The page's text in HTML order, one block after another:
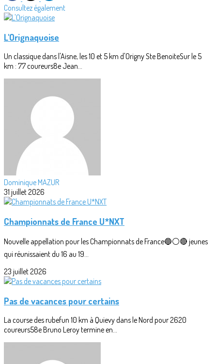
Consultez également
L'Orignaquoise
Un classique dans l'Aisne, les 10 et 5 km d'Origny Ste BenoiteSur le 5
km : 77 coureurs8e Jean...
Dominique MAZUR
31 juillet 2026
Championnats de France U*NXT
Nouvelle appellation pour les Championnats de France🔵⚪🔴 jeunes
qui réunissaient du 16 au 19...
23 juillet 2026
Pas de vacances pour certains
La course des rubefun 10 km à Quievy dans le Nord pour 2620
coureurs58e Bruno Leroy termine en...